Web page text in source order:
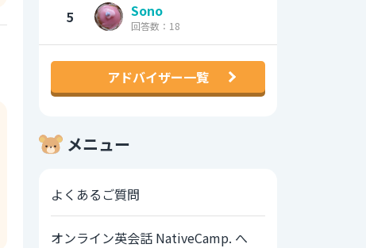
5 Sono
回答数：18
アドバイザー一覧
メニュー
よくあるご質問
オンライン英会話 NativeCamp. へ